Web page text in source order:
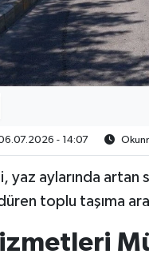
- 14:07
yaz aylarında
toplu taşıma